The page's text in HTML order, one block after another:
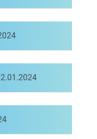
Eislauftag? 12.01.2024